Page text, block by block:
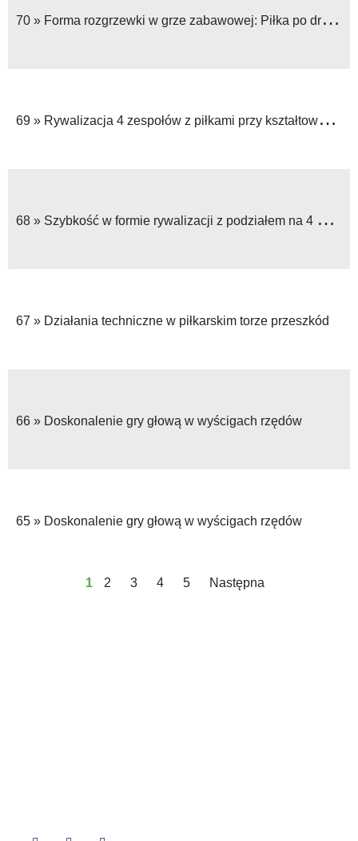
70 » Forma rozgrzewki w grze zabawowej: Piłka po drugiej stronie rzeki
69 » Rywalizacja 4 zespołów z piłkami przy kształtowaniu szybkości
68 » Szybkość w formie rywalizacji z podziałem na 4 grupy
67 » Działania techniczne w piłkarskim torze przeszkód
66 » Doskonalenie gry głową w wyścigach rzędów
65 » Doskonalenie gry głową w wyścigach rzędów
1 2 3 4 5 Następna